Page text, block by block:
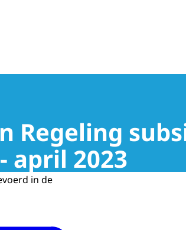
Regeling
april 2023
in de